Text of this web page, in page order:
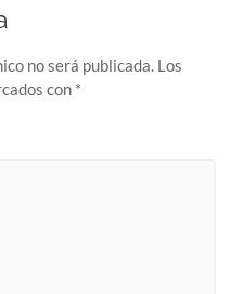
no será publicada. Los
con *